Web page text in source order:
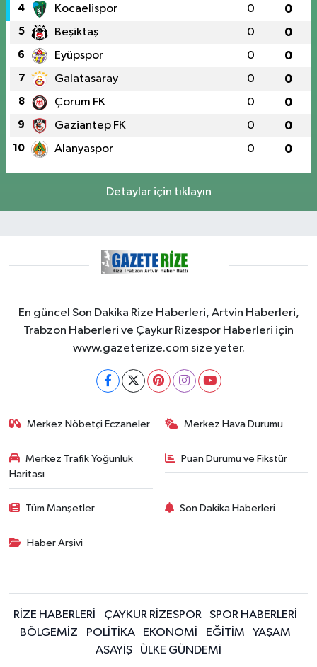
4 Kocaelispor 0 0
5 Beşiktaş 0 0
6 Eyüpspor 0 0
7 Galatasaray 0 0
8 Çorum FK 0 0
9 Gaziantep FK 0 0
10 Alanyaspor 0 0
Detaylar için tıklayın
En güncel Son Dakika Rize Haberleri, Artvin Haberleri,
Trabzon Haberleri ve Çaykur Rizespor Haberleri için
www.gazeterize.com size yeter.
Merkez Nöbetçi Eczaneler Merkez Hava Durumu
Merkez Trafik Yoğunluk
Haritası
Puan Durumu ve Fikstür
Tüm Manşetler Son Dakika Haberleri
Haber Arşivi
RİZE HABERLERİ ÇAYKUR RİZESPOR
SPOR HABERLERİ
BÖLGEMİZ
POLİTİKA EKONOMİ EĞİTİM
YAŞAM
ASAYİŞ
ÜLKE GÜNDEMİ